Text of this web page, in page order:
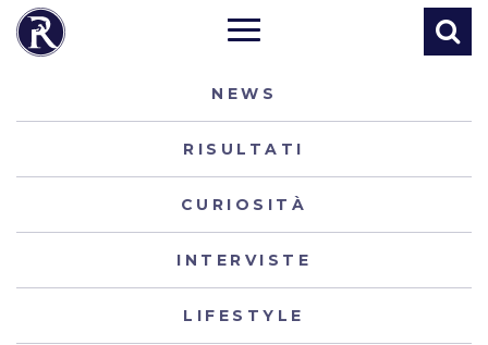
NEWS
RISULTATI
CURIOSITÀ
INTERVISTE
LIFESTYLE